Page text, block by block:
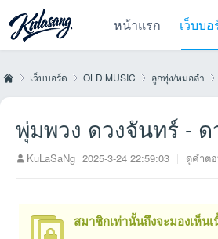
หน้าแรก เว็บบ
เว็บบอร์ด OLD MUSIC ลูกทุ่ง/หมอลำ
พุ่มพวง ดวงจันทร์ -
KuLaSaNg 2025-3-24 22:59:03 | ดูคำต
สมาชิกเท่านั้นถึงจะมองเห็น